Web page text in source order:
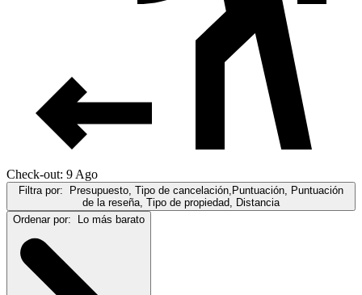
Check-out: 9 Ago
Filtra por: Presupuesto, Tipo de cancelación,Puntuación, Puntuación
de la reseña, Tipo de propiedad, Distancia
Ordenar por: Lo más barato